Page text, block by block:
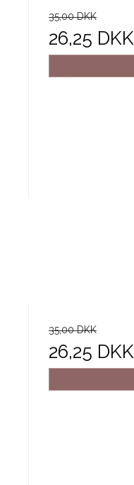
35,00 DKK
26,25 DKK
35,00 DKK
26,25 DKK